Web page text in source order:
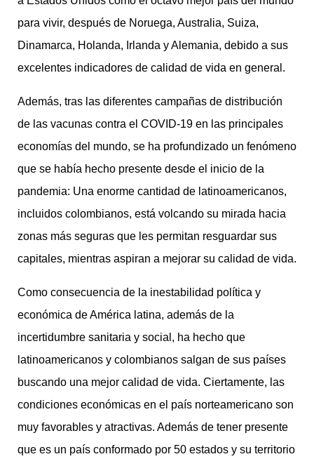
para vivir, después de Noruega, Australia, Suiza,
Dinamarca, Holanda, Irlanda y Alemania, debido a sus
excelentes indicadores de calidad de vida en general.
Además, tras las diferentes campañas de distribución
de las vacunas contra el COVID-19 en las principales
economías del mundo, se ha profundizado un fenómeno
que se había hecho presente desde el inicio de la
pandemia: Una enorme cantidad de latinoamericanos,
incluidos colombianos, está volcando su mirada hacia
zonas más seguras que les permitan resguardar sus
capitales, mientras aspiran a mejorar su calidad de vida.
Como consecuencia de la inestabilidad política y
económica de América latina, además de la
incertidumbre sanitaria y social, ha hecho que
latinoamericanos y colombianos salgan de sus países
buscando una mejor calidad de vida. Ciertamente, las
condiciones económicas en el país norteamericano son
muy favorables y atractivas. Además de tener presente
que es un país conformado por 50 estados y su territorio